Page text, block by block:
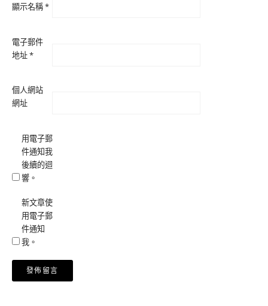
顯示名稱*
電子郵件
地址*
個人網站
網址
用電子郵
件通知我
後續的迴
響。
新文章使
用電子郵
件通知
我。